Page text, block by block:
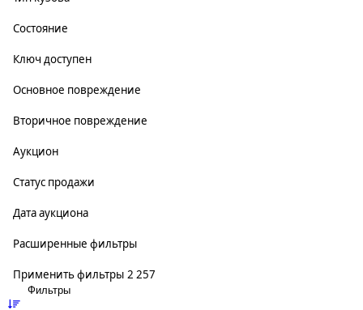
Состояние
Ключ доступен
Основное повреждение
Вторичное повреждение
Аукцион
Статус продажи
Дата аукциона
Расширенные фильтры
Применить фильтры 2 257
Фильтры